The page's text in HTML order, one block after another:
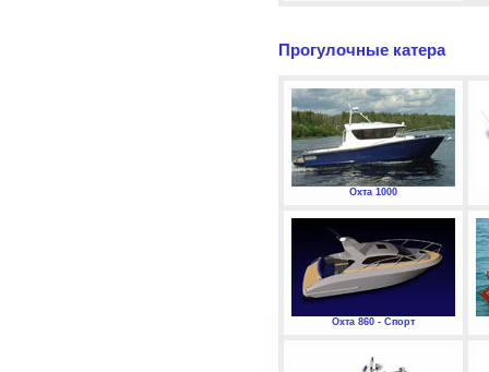
Прогулочные катера
Охта 1000
Охта 860 - Спорт